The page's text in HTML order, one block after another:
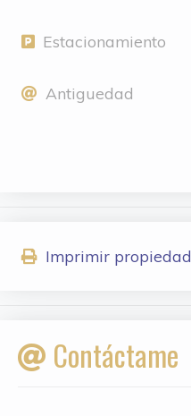
Estacionamiento
Antiguedad
Imprimir propiedad
Contáctame